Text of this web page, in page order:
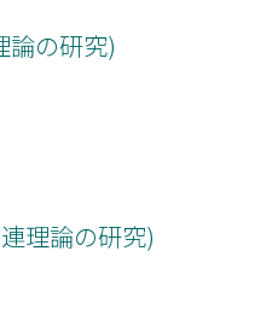
論の研究)
理論の研究)